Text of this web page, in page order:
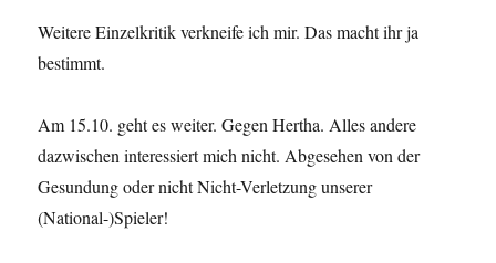
Weitere Einzelkritik verkneife ich mir. Das macht ihr ja
bestimmt.
Am 15.10. geht es weiter. Gegen Hertha. Alles andere
dazwischen interessiert mich nicht. Abgesehen von der
Gesundung oder nicht Nicht-Verletzung unserer
(National-)Spieler!